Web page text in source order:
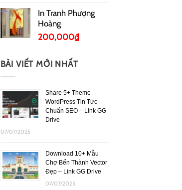
In Tranh Phượng
Hoàng
200,000₫
BÀI VIẾT MỚI NHẤT
Share 5+ Theme
WordPress Tin Tức
Chuẩn SEO – Link GG
Drive
07/07/2025
Download 10+ Mẫu
Chợ Bến Thành Vector
Đẹp – Link GG Drive
07/07/2025